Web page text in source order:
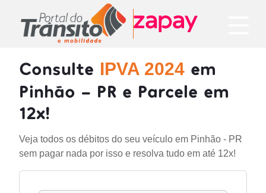
Consulte IPVA 2024 em
Pinhão - PR e Parcele em
12x!
Veja todos os débitos do seu veículo em Pinhão - PR
sem pagar nada por isso e resolva tudo em até 12x!